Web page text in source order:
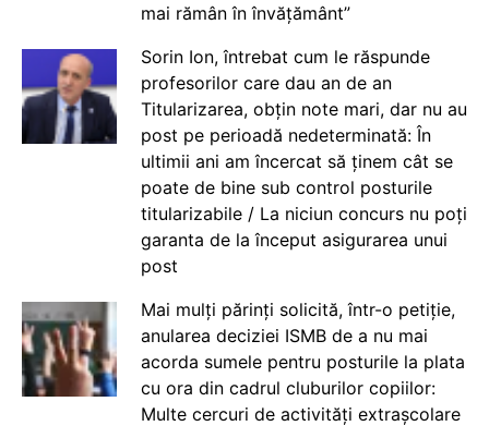
mai rămân în învățământ”
Sorin Ion, întrebat cum le răspunde
profesorilor care dau an de an
Titularizarea, obțin note mari, dar nu au
post pe perioadă nedeterminată: În
ultimii ani am încercat să ținem cât se
poate de bine sub control posturile
titularizabile / La niciun concurs nu poți
garanta de la început asigurarea unui
post
Mai mulți părinți solicită, într-o petiție,
anularea deciziei ISMB de a nu mai
acorda sumele pentru posturile la plata
cu ora din cadrul cluburilor copiilor:
Multe cercuri de activități extrașcolare